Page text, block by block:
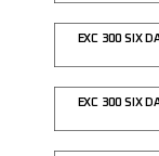
EXC 300 SIX
EXC 300 SIX